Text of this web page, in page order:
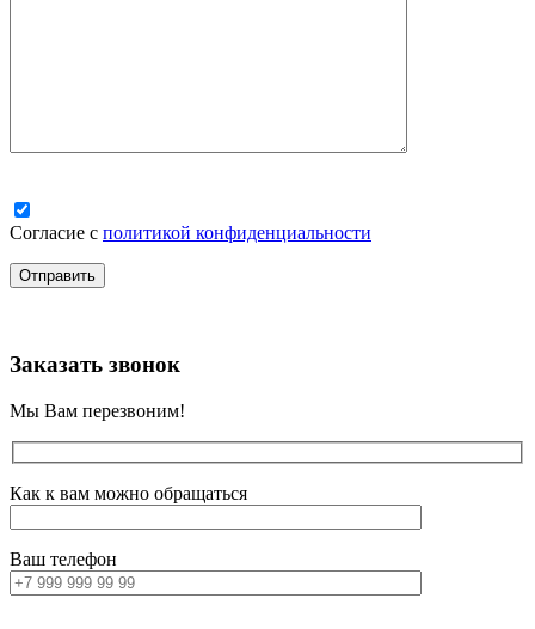
Согласие с политикой конфиденциальности
Заказать звонок
Мы Вам перезвоним!
Как к вам можно обращаться
Ваш телефон